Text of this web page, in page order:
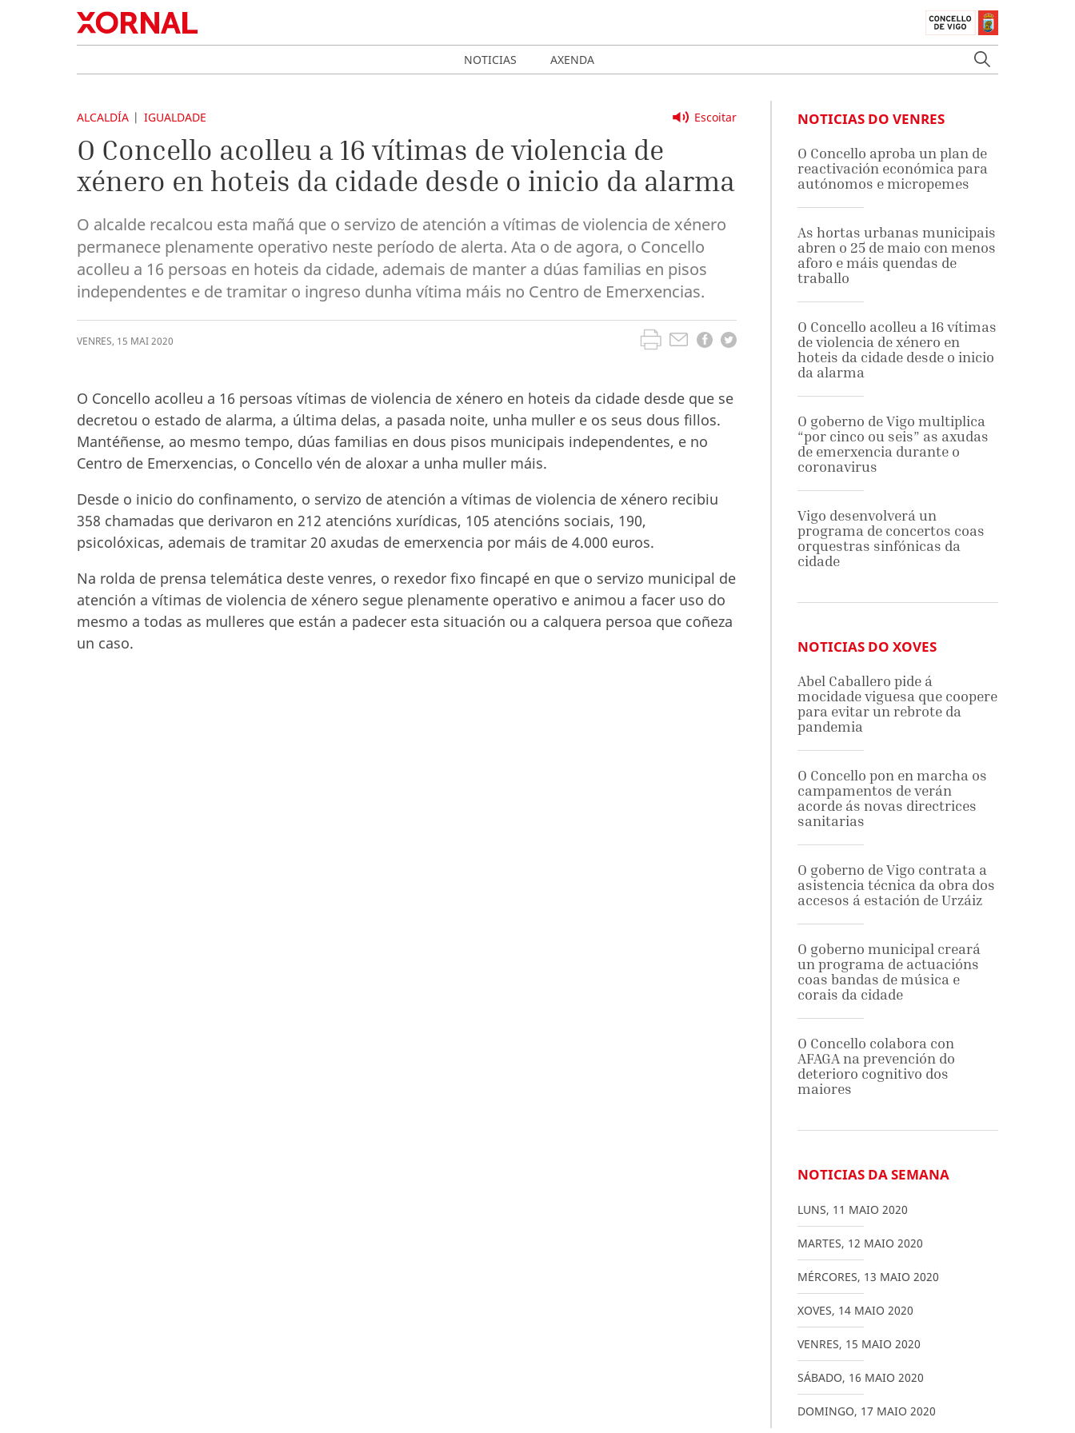
NOTICIAS AXENDA
Escoitar
ALCALDÍA IGUALDADE
O Concello acolleu a 16 vítimas de violencia de
xénero en hoteis da cidade desde o inicio da alarma
O alcalde recalcou esta mañá que o servizo de atención a vítimas de violencia de xénero
permanece plenamente operativo neste período de alerta. Ata o de agora, o Concello
acolleu a 16 persoas en hoteis da cidade, ademais de manter a dúas familias en pisos
independentes e de tramitar o ingreso dunha vítima máis no Centro de Emerxencias.
VENRES, 15 MAI2020
O Concello acolleu a 16 persoas vítimas de violencia de xénero en hoteis da cidade desde que se
decretou o estado de alarma, a última delas, a pasada noite, unha muller e os seus dous fillos.
Mantéñense, ao mesmo tempo, dúas familias en dous pisos municipais independentes, e no
Centro de Emerxencias, o Concello vén de aloxar a unha muller máis.
Desde o inicio do confinamento, o servizo de atención a vítimas de violencia de xénero recibiu
358 chamadas que derivaron en 212 atencións xurídicas, 105 atencións sociais, 190,
psicolóxicas, ademais de tramitar 20 axudas de emerxencia por máis de 4.000 euros.
Na rolda de prensa telemática deste venres, o rexedor fixo fincapé en que o servizo municipal de
atención a vítimas de violencia de xénero segue plenamente operativo e animou a facer uso do
mesmo a todas as mulleres que están a padecer esta situación ou a calquera persoa que coñeza
un caso.
NOTICIAS DO VENRES
O Concello aproba un plan de
reactivación económica para
autónomos e micropemes
As hortas urbanas municipais
abren o 25 de maio con menos
aforo e máis quendas de
traballo
O Concello acolleu a 16 vítimas
de violencia de xénero en
hoteis da cidade desde o inicio
da alarma
O goberno de Vigo multiplica
“por cinco ou seis” as axudas
de emerxencia durante o
coronavirus
Vigo desenvolverá un
programa de concertos coas
orquestras sinfónicas da
cidade
NOTICIAS DO XOVES
Abel Caballero pide á
mocidade viguesa que coopere
para evitar un rebrote da
pandemia
O Concello pon en marcha os
campamentos de verán
acorde ás novas directrices
sanitarias
O goberno de Vigo contrata a
asistencia técnica da obra dos
accesos á estación de Urzáiz
O goberno municipal creará
un programa de actuacións
coas bandas de música e
corais da cidade
O Concello colabora con
AFAGA na prevención do
deterioro cognitivo dos
maiores
NOTICIAS DA SEMANA
LUNS, 11 MAIO 2020
MARTES, 12 MAIO 2020
MÉRCORES, 13 MAIO 2020
XOVES, 14 MAIO 2020
VENRES, 15 MAIO 2020
SÁBADO, 16 MAIO 2020
DOMINGO, 17 MAIO 2020